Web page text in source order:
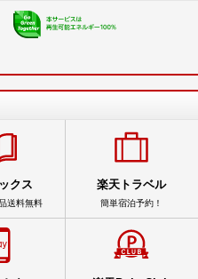
クス
送料無料
楽天トラベル
簡単宿泊予約！